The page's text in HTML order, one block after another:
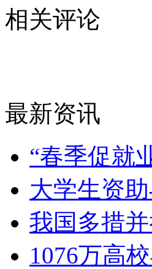
相关评论
最新资讯
“春季促就
大学生资
我国多措
1076万高